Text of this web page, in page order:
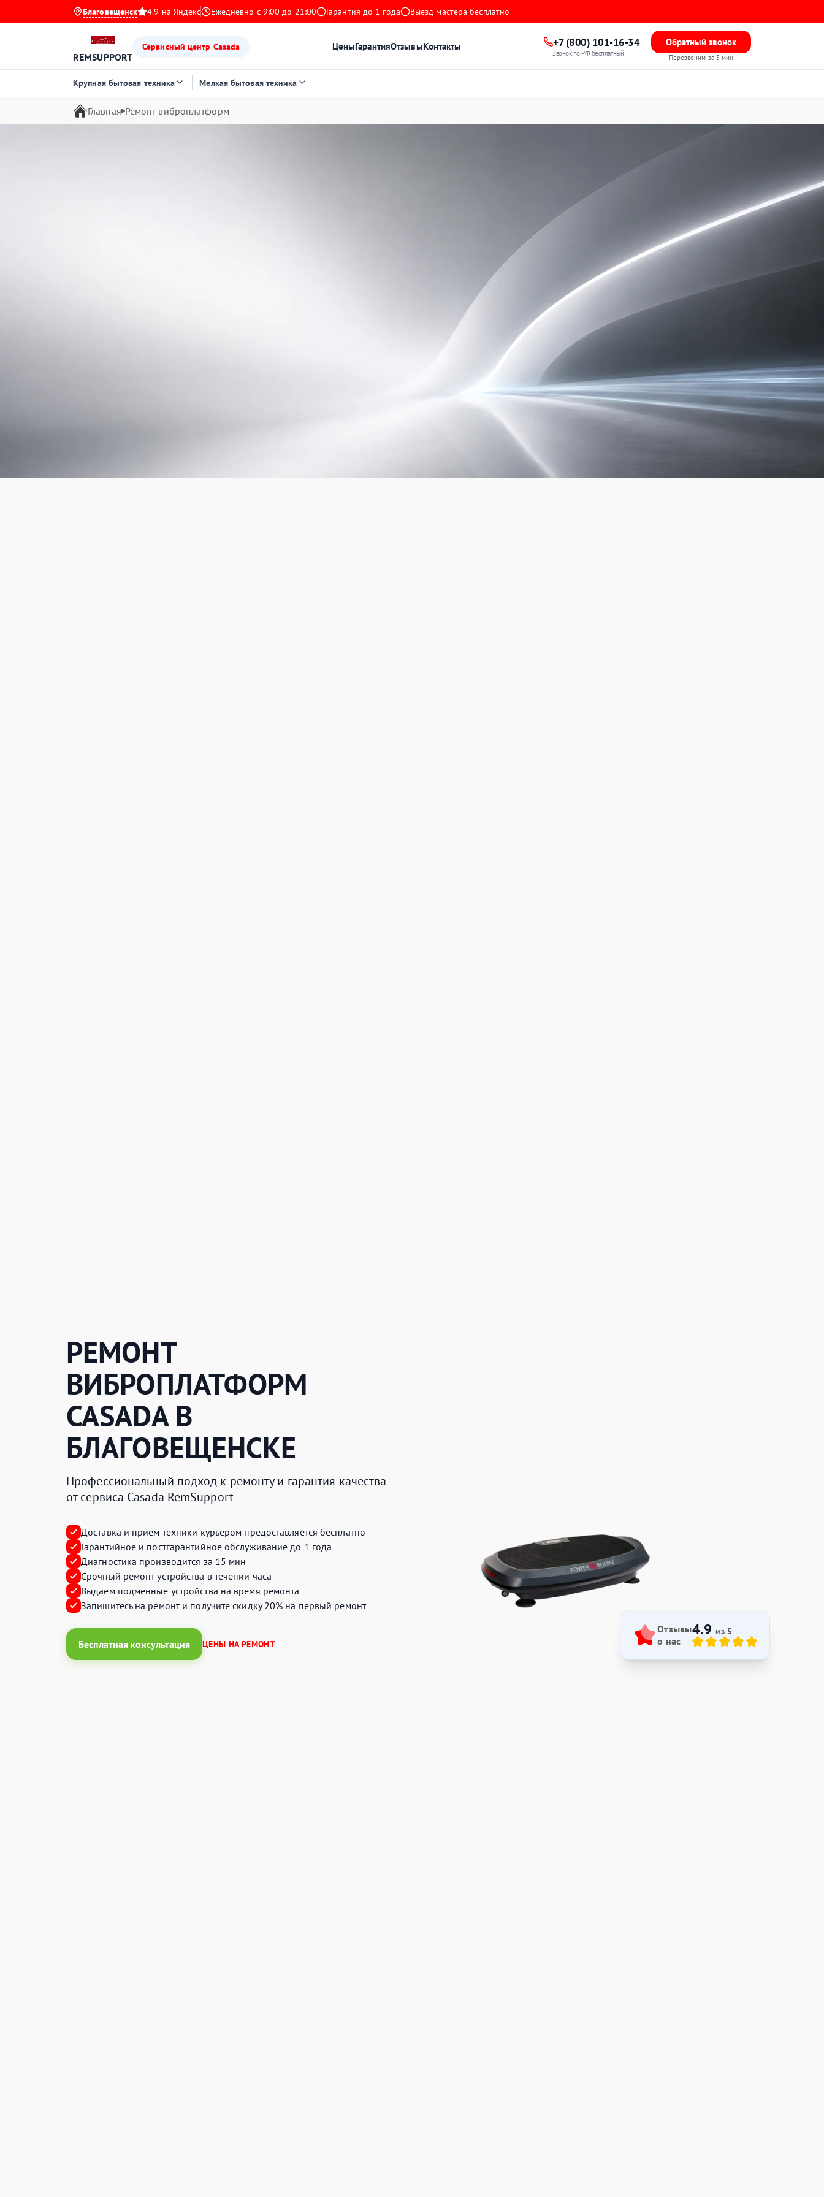
Благовещенск 4.9 на Яндекс Ежедневно с 9:00 до 21:00 Гарантия до 1 года Выезд мастера бесплатно
REMSUPPORT
Сервисный центр Casada ЦеныГарантияОтзывыКонтакты +7 (800) 101-16-34
Звонок по РФ бесплатный
Обратный звонок
Перезвоним за 5 мин
Крупная бытовая техника Мелкая бытовая техника
Главная Ремонт виброплатформ
РЕМОНТ
ВИБРОПЛАТФОРМ
CASADAВ
БЛАГОВЕЩЕНСКЕ
Профессиональный подход к ремонту и гарантия качества
от сервиса Casada RemSupport
Доставка и приём техники курьером предоставляется бесплатно
Гарантийное и постгарантийное обслуживание до 1 года
Диагностика производится за 15 мин
Срочный ремонт устройства в течении часа
Выдаём подменные устройства на время ремонта
Запишитесь на ремонт и получитескидку 20% на первый ремонт
Бесплатная консультация ЦЕНЫ НА РЕМОНТ
Отзывы
о нас
4.9из 5